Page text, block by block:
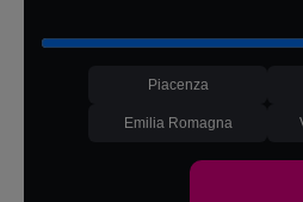
Piacenza
Emilia Romagna